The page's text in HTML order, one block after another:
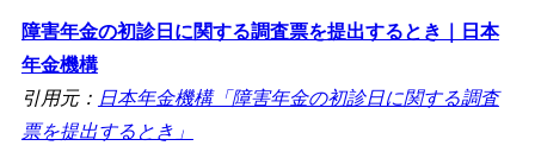
障害年金の初診日に関する調査票を提出するとき｜日本
年金機構
引用元： 日本年金機構「障害年金の初診日に関する調査
票を提出するとき」